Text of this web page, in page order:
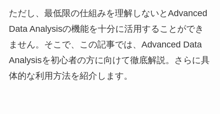
ただし、最低限の仕組みを理解しないとAdvanced
Data Analysisの機能を十分に活用することができ
ません。そこで、この記事では、Advanced Data
Analysisを初心者の方に向けて徹底解説。さらに具
体的な利用方法を紹介します。